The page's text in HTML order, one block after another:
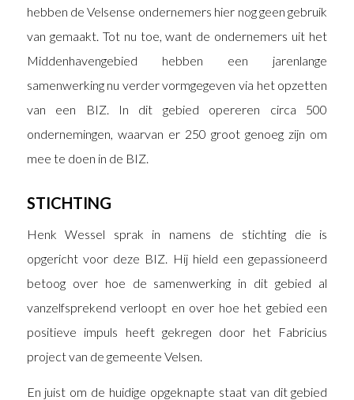
hebben de Velsense ondernemers hier nog geen gebruik
van gemaakt. Tot nu toe, want de ondernemers uit het
Middenhavengebied hebben een jarenlange
samenwerking nu verder vormgegeven via het opzetten
van een BIZ. In dit gebied opereren circa 500
ondernemingen, waarvan er 250 groot genoeg zijn om
mee te doen in de BIZ.
STICHTING
Henk Wessel sprak in namens de stichting die is
opgericht voor deze BIZ. Hij hield een gepassioneerd
betoog over hoe de samenwerking in dit gebied al
vanzelfsprekend verloopt en over hoe het gebied een
positieve impuls heeft gekregen door het Fabricius
project van de gemeente Velsen.
En juist om de huidige opgeknapte staat van dit gebied